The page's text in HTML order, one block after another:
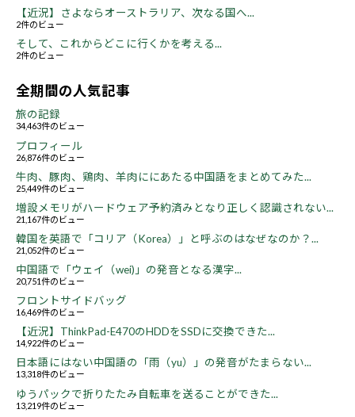
【近況】さよならオーストラリア、次なる国へ...
2件のビュー
そして、これからどこに行くかを考える...
2件のビュー
全期間の人気記事
旅の記録
34,463件のビュー
プロフィール
26,876件のビュー
牛肉、豚肉、鶏肉、羊肉ににあたる中国語をまとめてみた...
25,449件のビュー
増設メモリがハードウェア予約済みとなり正しく認識されない...
21,167件のビュー
韓国を英語で「コリア（Korea）」と呼ぶのはなぜなのか？...
21,052件のビュー
中国語で「ウェイ（wei)」の発音となる漢字...
20,751件のビュー
フロントサイドバッグ
16,469件のビュー
【近況】ThinkPad-E470のHDDをSSDに交換できた...
14,922件のビュー
日本語にはない中国語の「雨（yu）」の発音がたまらない...
13,318件のビュー
ゆうパックで折りたたみ自転車を送ることができた...
13,219件のビュー